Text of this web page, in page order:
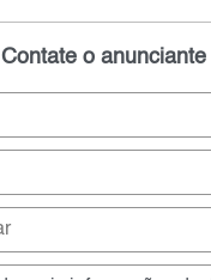
Contate o anunciante